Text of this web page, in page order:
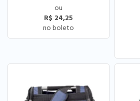
R$ 24,25